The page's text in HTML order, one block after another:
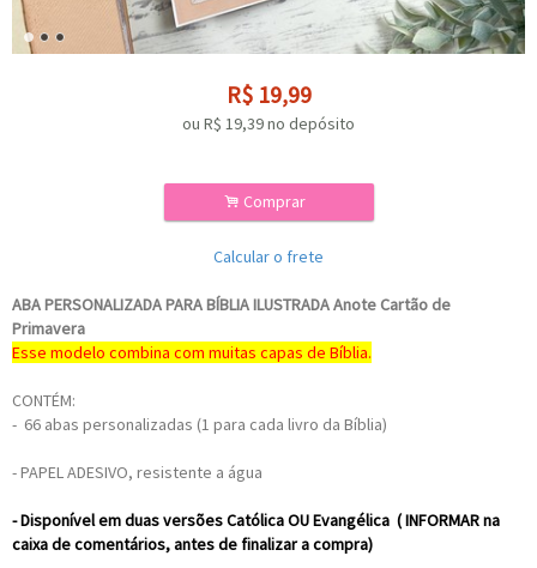
R$ 19,99
ou R$ 19,39no depósito
. Comprar
Calcular o frete
ABA PERSONALIZADA PARA BÍBLIA ILUSTRADA Anote Cartão de
Primavera
Esse modelo combina com muitas capas de Bíblia.
CONTÉM:
- 66 abas personalizadas (1 para cada livro da Bíblia)
- PAPEL ADESIVO, resistente a água
- Disponível em duas versões Católica OU Evangélica ( INFORMAR na
caixa de comentários, antes de finalizar a compra)